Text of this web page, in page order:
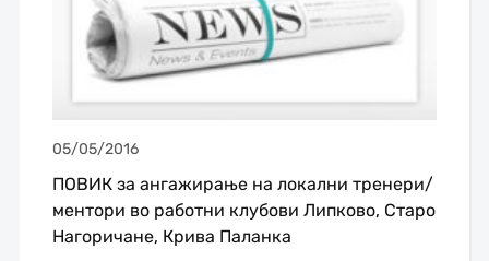
05/05/2016
ПОВИК за ангажирање на локални тренери/
ментори во работни клубови Липково, Старо
Нагоричане, Крива Паланка